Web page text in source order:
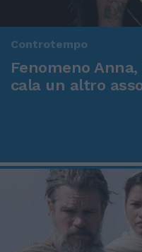
Controtempo
Fenomeno
cala un altro